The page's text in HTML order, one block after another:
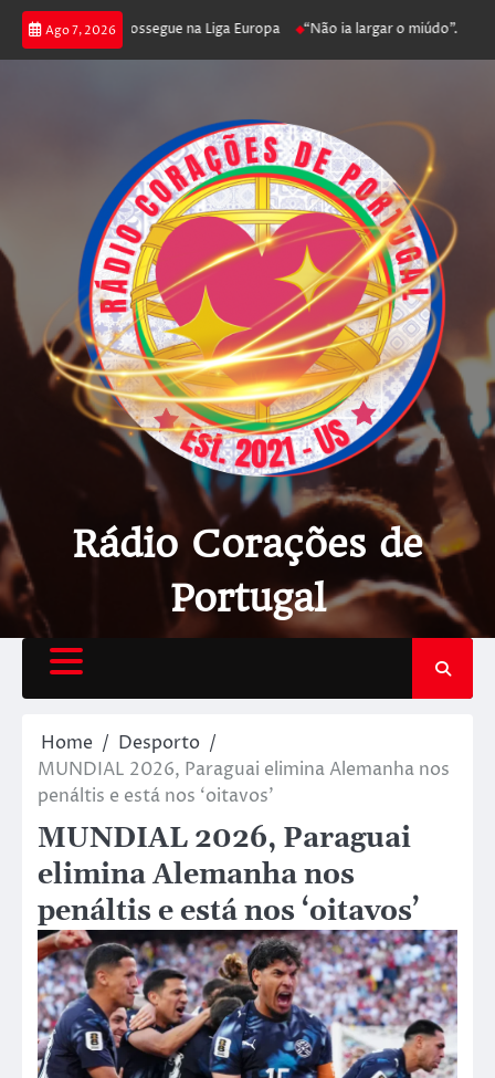
Ago 7, 2026
poker e prossegue na Liga Europa “Não ia largar o miúdo”.
Rádio Corações de
Portugal
Home
Desporto
MUNDIAL 2026, Paraguai elimina Alemanha nos
penáltis e está nos ‘oitavos’
MUNDIAL 2026, Paraguai
elimina Alemanha nos
penáltis e está nos ‘oitavos’